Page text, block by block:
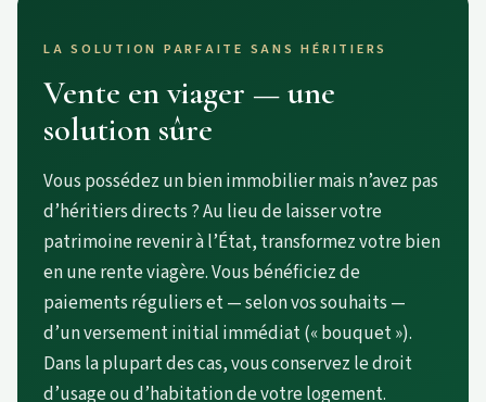
LA SOLUTION PARFAITE SANS HÉRITIERS
Vente en viager — une
solution sûre
Vous possédez un bien immobilier mais n’avez pas
d’héritiers directs ? Au lieu de laisser votre
patrimoine revenir à l’État, transformez votre bien
en une rente viagère. Vous bénéficiez de
paiements réguliers et — selon vos souhaits —
d’un versement initial immédiat (« bouquet »).
Dans la plupart des cas, vous conservez le droit
d’usage ou d’habitation de votre logement.